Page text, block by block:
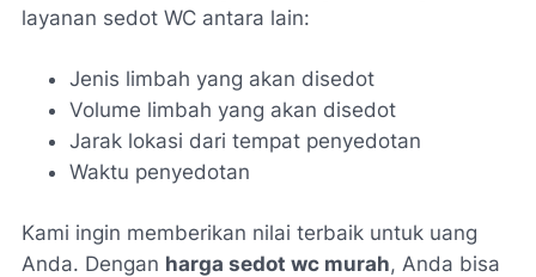
layanan sedot WC antara lain:
Jenis limbah yang akan disedot
Volume limbah yang akan disedot
Jarak lokasi dari tempat penyedotan
Waktu penyedotan
Kami ingin memberikan nilai terbaik untuk uang
Anda. Dengan harga sedot wc murah, Anda bisa